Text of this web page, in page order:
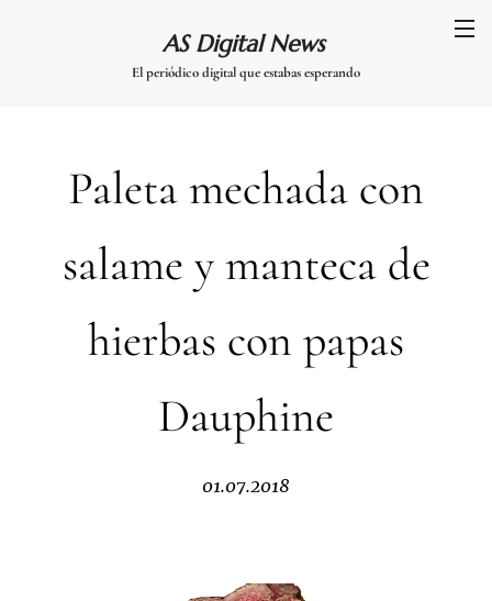
AS Digital News
El periódico digital que estabas esperando
Paleta mechada con
salame y manteca de
hierbas con papas
Dauphine
01.07.2018